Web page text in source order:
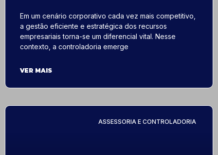
Em um cenário corporativo cada vez mais competitivo,
a gestão eficiente e estratégica dos recursos
empresariais torna-se um diferencial vital. Nesse
contexto, a controladoria emerge
VER MAIS
ASSESSORIA E CONTROLADORIA